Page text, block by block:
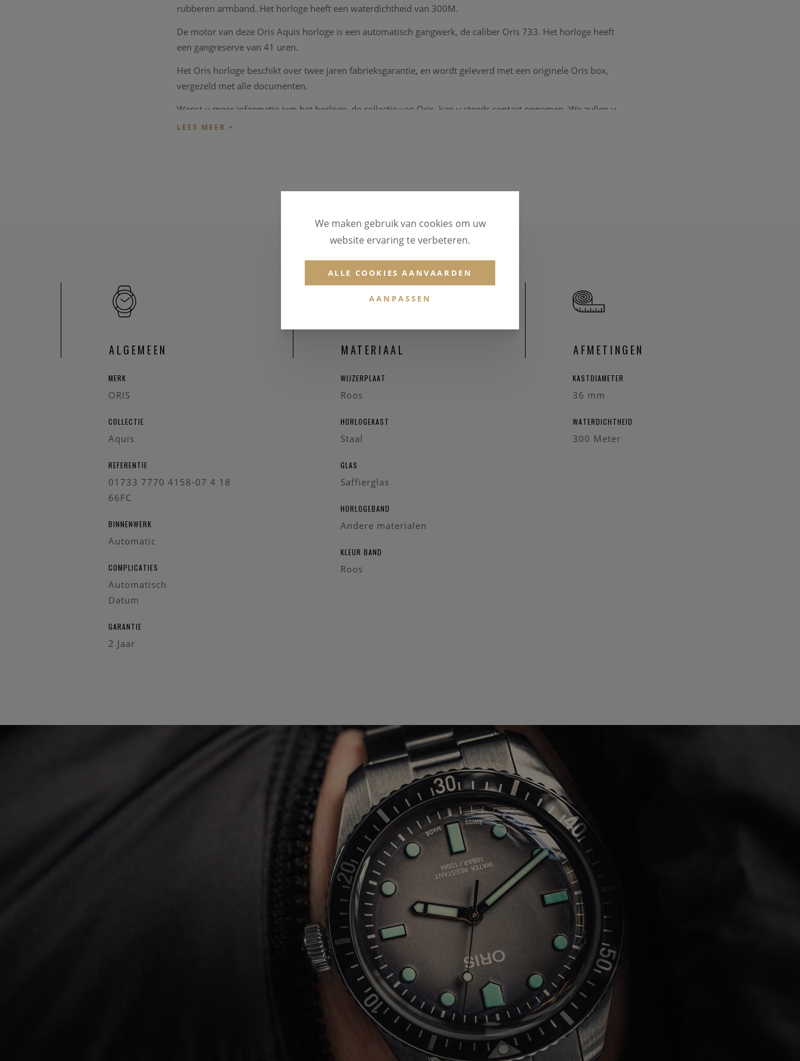
rubberen armband. Het horloge heeft een waterdichtheid van 300M.
De motor van deze Oris Aquis horloge is een automatisch gangwerk, de caliber Oris 733. Het horloge heeft
een gangreserve van 41 uren.
Het Oris horloge beschikt over twee jaren fabrieksgarantie, en wordt geleverd met een originele Oris box,
vergezeld met alle documenten.
Wenst u meer informatie ivm het horloge, de collectie van Oris, kan u steeds contact opnemen. We zullen u
graag te woord staan.
ALGEMEEN
MERK
ORIS
COLLECTIE
Aquis
REFERENTIE
01733 7770 4158-07 4 18
66FC
BINNENWERK
Automatic
COMPLICATIES
Automatisch
Datum
GARANTIE
2 Jaar
MATERIAAL
WIJZERPLAAT
Roos
HORLOGEKAST
Staal
GLAS
Saffierglas
HORLOGEBAND
Andere materialen
KLEUR BAND
Roos
AFMETINGEN
KASTDIAMETER
36 mm
WATERDICHTHEID
300 Meter
We maken gebruik van cookies om uw
website ervaring te verbeteren.
ALLE COOKIES AANVAARDEN
AANPASSEN